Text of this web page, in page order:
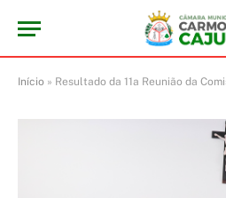
Início » Resultado da 11a Reunião da